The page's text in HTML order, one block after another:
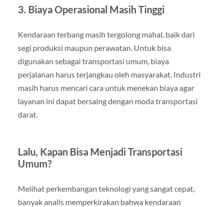
3. Biaya Operasional Masih Tinggi
Kendaraan terbang masih tergolong mahal, baik dari
segi produksi maupun perawatan. Untuk bisa
digunakan sebagai transportasi umum, biaya
perjalanan harus terjangkau oleh masyarakat. Industri
masih harus mencari cara untuk menekan biaya agar
layanan ini dapat bersaing dengan moda transportasi
darat.
Lalu, Kapan Bisa Menjadi Transportasi
Umum?
Melihat perkembangan teknologi yang sangat cepat,
banyak analis memperkirakan bahwa kendaraan